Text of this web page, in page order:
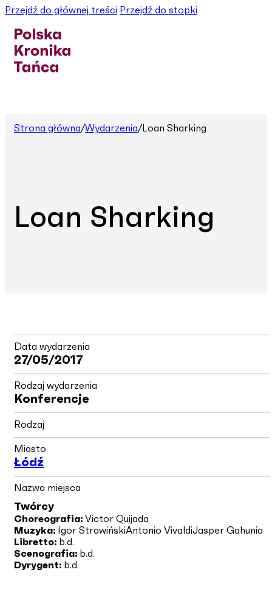
Przejdź do głównej treści Przejdź do stopki
Strona główna/Wydarzenia/Loan Sharking
Loan Sharking
Data wydarzenia
27/05/2017
Rodzaj wydarzenia
Konferencje
Rodzaj
Miasto
Łódź
Nazwa miejsca
Twórcy
Choreografia: Victor Quijada
Muzyka: Igor StrawińskiAntonio VivaldiJasper Gahunia
Libretto: b.d.
Scenografia: b.d.
Dyrygent: b.d.